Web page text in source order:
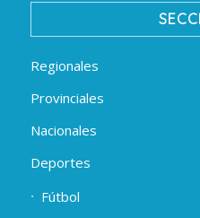
Regionales
Provinciales
Nacionales
Deportes
Fútbol